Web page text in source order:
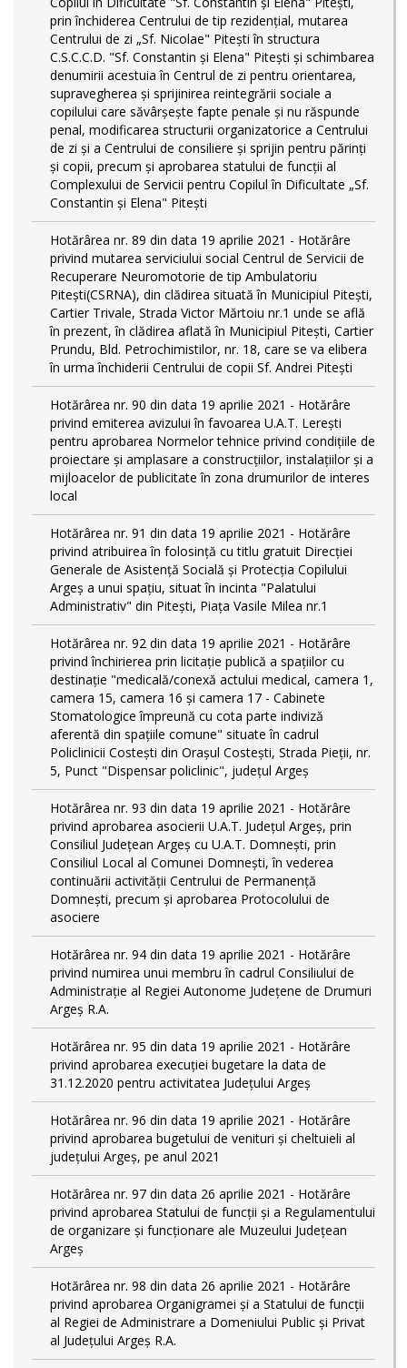
prin închiderea Centrului de tip rezidenţial, mutarea
Centrului de zi „Sf. Nicolae" Pitești în structura
C.S.C.C.D. "Sf. Constantin și Elena" Pitești și schimbarea
denumirii acestuia în Centrul de zi pentru orientarea,
supravegherea şi sprijinirea reintegrării sociale a
copilului care săvârşeşte fapte penale şi nu răspunde
penal, modificarea structurii organizatorice a Centrului
de zi și a Centrului de consiliere și sprijin pentru părinți
și copii, precum și aprobarea statului de funcții al
Complexului de Servicii pentru Copilul în Dificultate „Sf.
Constantin și Elena" Pitești
Hotărârea nr. 89 din data 19 aprilie 2021 - Hotărâre
privind mutarea serviciului social Centrul de Servicii de
Recuperare Neuromotorie de tip Ambulatoriu
Pitești(CSRNA), din clădirea situată în Municipiul Pitești,
Cartier Trivale, Strada Victor Mărtoiu nr.1 unde se află
în prezent, în clădirea aflată în Municipiul Pitești, Cartier
Prundu, Bld. Petrochimistilor, nr. 18, care se va elibera
în urma închiderii Centrului de copii Sf. Andrei Pitești
Hotărârea nr. 90 din data 19 aprilie 2021 - Hotărâre
privind emiterea avizului în favoarea U.A.T. Lerești
pentru aprobarea Normelor tehnice privind condiţiile de
proiectare şi amplasare a construcţiilor, instalaţiilor şi a
mijloacelor de publicitate în zona drumurilor de interes
local
Hotărârea nr. 91 din data 19 aprilie 2021 - Hotărâre
privind atribuirea în folosință cu titlu gratuit Direcției
Generale de Asistență Socială și Protecția Copilului
Argeș a unui spațiu, situat în incinta "Palatului
Administrativ" din Pitești, Piața Vasile Milea nr.1
Hotărârea nr. 92 din data 19 aprilie 2021 - Hotărâre
privind închirierea prin licitație publică a spațiilor cu
destinație "medicală/conexă actului medical, camera 1,
camera 15, camera 16 și camera 17 - Cabinete
Stomatologice împreună cu cota parte indiviză
aferentă din spațiile comune" situate în cadrul
Policlinicii Costești din Orașul Costești, Strada Pieții, nr.
5, Punct "Dispensar policlinic", județul Argeș
Hotărârea nr. 93 din data 19 aprilie 2021 - Hotărâre
privind aprobarea asocierii U.A.T. Județul Argeș, prin
Consiliul Județean Argeș cu U.A.T. Domnești, prin
Consiliul Local al Comunei Domnești, în vederea
continuării activității Centrului de Permanență
Domnești, precum și aprobarea Protocolului de
asociere
Hotărârea nr. 94 din data 19 aprilie 2021 - Hotărâre
privind numirea unui membru în cadrul Consiliului de
Administrație al Regiei Autonome Județene de Drumuri
Argeș R.A.
Hotărârea nr. 95 din data 19 aprilie 2021 - Hotărâre
privind aprobarea execuției bugetare la data de
31.12.2020 pentru activitatea Județului Argeș
Hotărârea nr. 96 din data 19 aprilie 2021 - Hotărâre
privind aprobarea bugetului de venituri și cheltuieli al
județului Argeș, pe anul 2021
Hotărârea nr. 97 din data 26 aprilie 2021 - Hotărâre
privind aprobarea Statului de funcții și a Regulamentului
de organizare și funcționare ale Muzeului Județean
Argeș
Hotărârea nr. 98 din data 26 aprilie 2021 - Hotărâre
privind aprobarea Organigramei și a Statului de funcţii
al Regiei de Administrare a Domeniului Public şi Privat
al Judeţului Argeş R.A.